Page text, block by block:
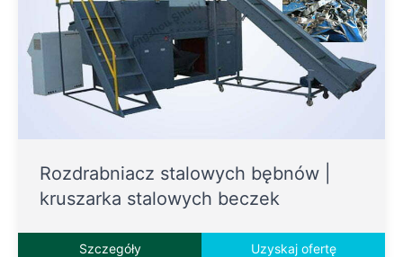
Rozdrabniacz stalowych bębnów |
kruszarka stalowych beczek
Szczegóły Uzyskaj ofertę